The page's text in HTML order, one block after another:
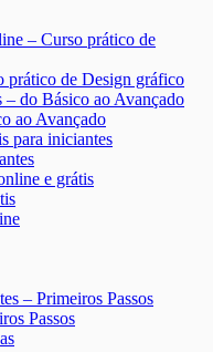
prático de Design gráfico
ao Avançado
Passos